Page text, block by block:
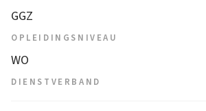
GGZ
OPLEIDINGSNIVEAU
WO
DIENSTVERBAND